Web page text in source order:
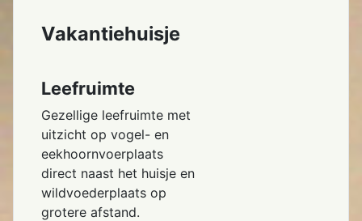
Vakantiehuisje
Leefruimte
Gezellige leefruimte met
uitzicht op vogel- en
eekhoornvoerplaats
direct naast het huisje en
wildvoederplaats op
grotere afstand.